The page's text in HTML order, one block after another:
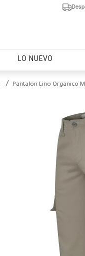
LO NUEVO
Pantalón Lino Orgánico